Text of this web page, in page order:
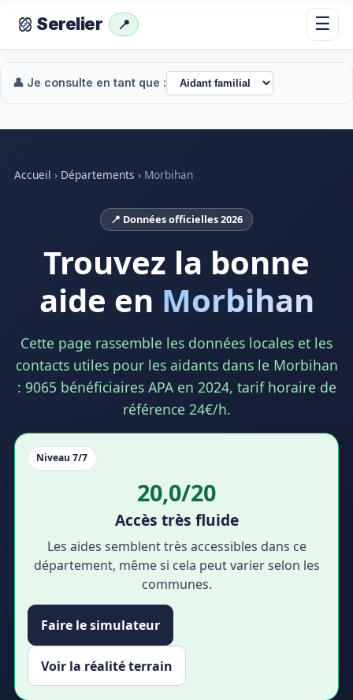
Serelier 📍 ☰
👤 Je consulte en tant que :
Accueil › Départements › Morbihan
📍 Données officielles 2026
Trouvez la bonne
aide en Morbihan
Cette page rassemble les données locales et les
contacts utiles pour les aidants dans le Morbihan
: 9065 bénéficiaires APA en 2024, tarif horaire de
référence 24€/h.
Niveau 7/7
20,0/20
Accès très fluide
Les aides semblent très accessibles dans ce
département, même si cela peut varier selon les
communes.
Faire le simulateur
Voir la réalité terrain